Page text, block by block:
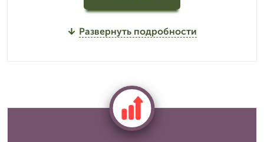
Развернуть подробности